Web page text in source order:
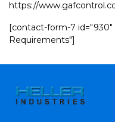
https://
[contact-form-7 id="930"
Requirements"]